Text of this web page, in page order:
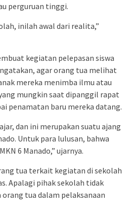
perguruan tinggi.
inilah awal dari realita,”
kegiatan pelepasan siswa
agar orang tua melihat
mereka menimba ilmu atau
mungkin saat dipanggil rapat
penamatan baru mereka datang.
dan ini merupakan suatu ajang
Untuk para lulusan, bahwa
6 Manado,” ujarnya.
tua terkait kegiatan di sekolah
Apalagi pihak sekolah tidak
tua dalam pelaksanaan